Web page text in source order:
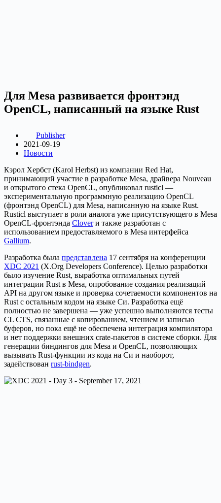
Для Mesa развивается фронтэнд
OpenCL, написанный на языке Rust
Publisher
2021-09-19
Новости
Кэрол Хербст (Karol Herbst) из компании Red Hat,
принимающий участие в разработке Mesa, драйвера Nouveau
и открытого стека OpenCL, опубликовал rusticl —
экспериментальную программную реализацию OpenCL
(фронтэнд OpenCL) для Mesa, написанную на языке Rust.
Rusticl выступает в роли аналога уже присутствующего в Mesa
OpenCL-фронтэнда Cloverи также разработан с
использованием предоставляемого в Mesa интерфейса
Gallium.
Разработка была представлена 17 сентября на конференции
XDC 2021 (X.Org Developers Conference). Целью разработки
было изучение Rust, выработка оптимальных путей
интеграции Rust в Mesa, опробование создания реализаций
API на другом языке и проверка сочетаемости компонентов на
Rust с остальным кодом на языке Си. Разработка ещё
полностью не завершена — уже успешно выполняются тесты
CL CTS, связанные с копированием, чтением и записью
буферов, но пока ещё не обеспечена интеграция компилятора
и нет поддержки внешних crate-пакетов в системе сборки. Для
генерации биндингов для Mesa и OpenCL, позволяющих
вызывать Rust-функции из кода на Си и наоборот,
задействован rust-bindgen.